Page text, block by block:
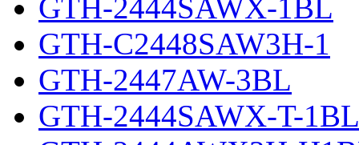
GTH-2444SAWX-1BL
GTH-C2448SAW3H-1
GTH-2447AW-3BL
GTH-2444SAWX-T-1BL